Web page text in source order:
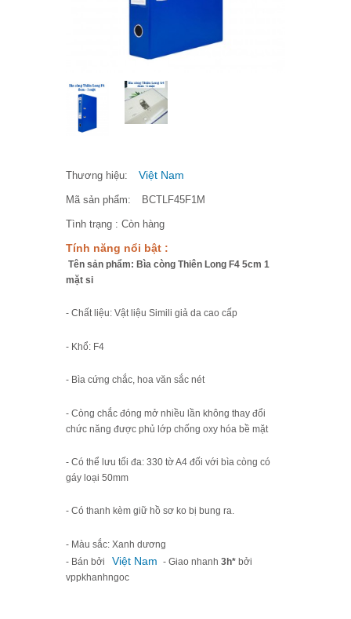
Thương hiệu: Việt Nam
Mã sản phẩm: BCTLF45F1M
Tình trạng : Còn hàng
Tính năng nổi bật :
Tên sản phẩm: Bìa còng Thiên Long F4 5cm 1
mặt si
- Chất liệu: Vật liệu Simili giả da cao cấp
- Khổ: F4
- Bìa cứng chắc, hoa văn sắc nét
- Còng chắc đóng mở nhiều lần không thay đổi
chức năng được phủ lớp chống oxy hóa bề mặt
- Có thể lưu tối đa: 330 tờ A4 đối với bìa còng có
gáy loại 50mm
- Có thanh kèm giữ hồ sơ ko bị bung ra.
- Màu sắc: Xanh dương
- Bán bởi
Việt Nam - Giao nhanh 3h* bởi
vppkhanhngoc